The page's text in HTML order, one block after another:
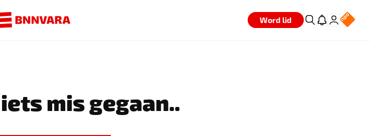
Word lid
mis gegaan..